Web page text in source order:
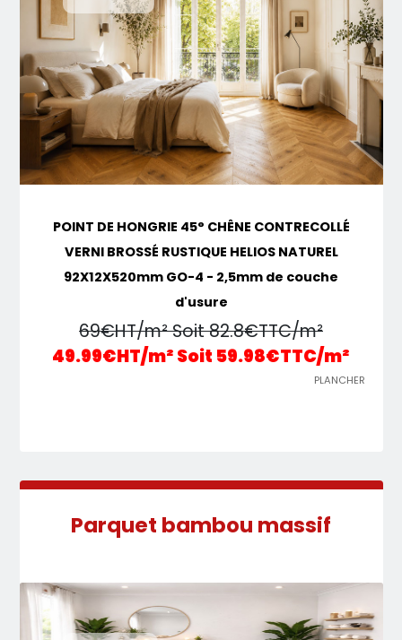
POINT DE HONGRIE 45° CHÊNE CONTRECOLLÉ
VERNI BROSSÉ RUSTIQUE HELIOS NATUREL
92X12X520mm GO-4 - 2,5mm de couche
d'usure
69€HT/m² Soit 82.8€TTC/m²
49.99€HT/m² Soit 59.98€TTC/m²
PLANCHER
Parquet bambou massif